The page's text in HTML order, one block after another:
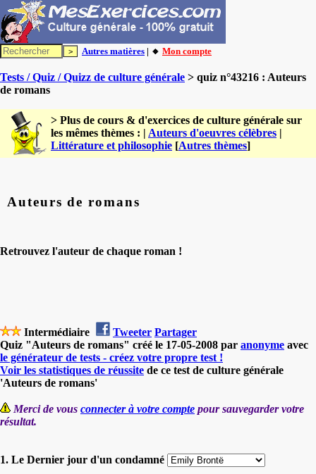
Autres matières | 🔸 Mon compte
Tests / Quiz / Quizz de culture générale > quiz n°43216 : Auteurs
de romans
> Plus de cours & d'exercices de culture générale sur
les mêmes thèmes : | Auteurs d'oeuvres célèbres |
Littérature et philosophie [Autres thèmes]
Auteurs de romans
Retrouvez l'auteur de chaque roman !
Intermédiaire Tweeter Partager
Quiz "Auteurs de romans" créé le 17-05-2008 par anonyme avec
le générateur de tests - créez votre propre test !
Voir les statistiques de réussite de ce test de culture générale
'Auteurs de romans'
Merci de vous connecter à votre compte pour sauvegarder votre
résultat.
1. Le Dernier jour d'un condamné